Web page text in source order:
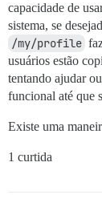
capacidade de
sistema, se
/my/profile
usuários estão
tentando ajudar
funcional até que
Existe uma
1 curtida